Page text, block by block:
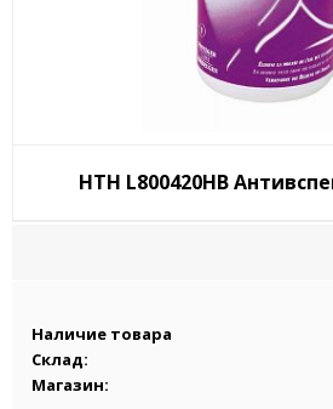
HTH L800420HВ
Наличие товара
Склад:
Магазин: